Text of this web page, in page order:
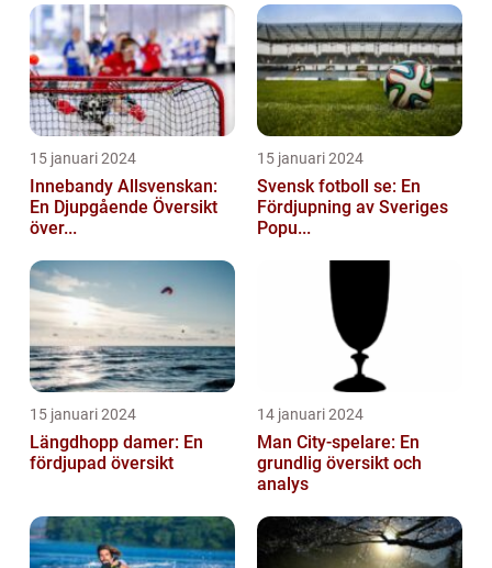
15 januari 2024
Innebandy Allsvenskan:
En Djupgående Översikt
över...
15 januari 2024
Svensk fotboll se: En
Fördjupning av Sveriges
Popu...
15 januari 2024
Längdhopp damer: En
fördjupad översikt
14 januari 2024
Man City-spelare: En
grundlig översikt och
analys